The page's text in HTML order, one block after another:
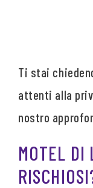
Ti stai
attenti alla
nostro
MOTEL DI